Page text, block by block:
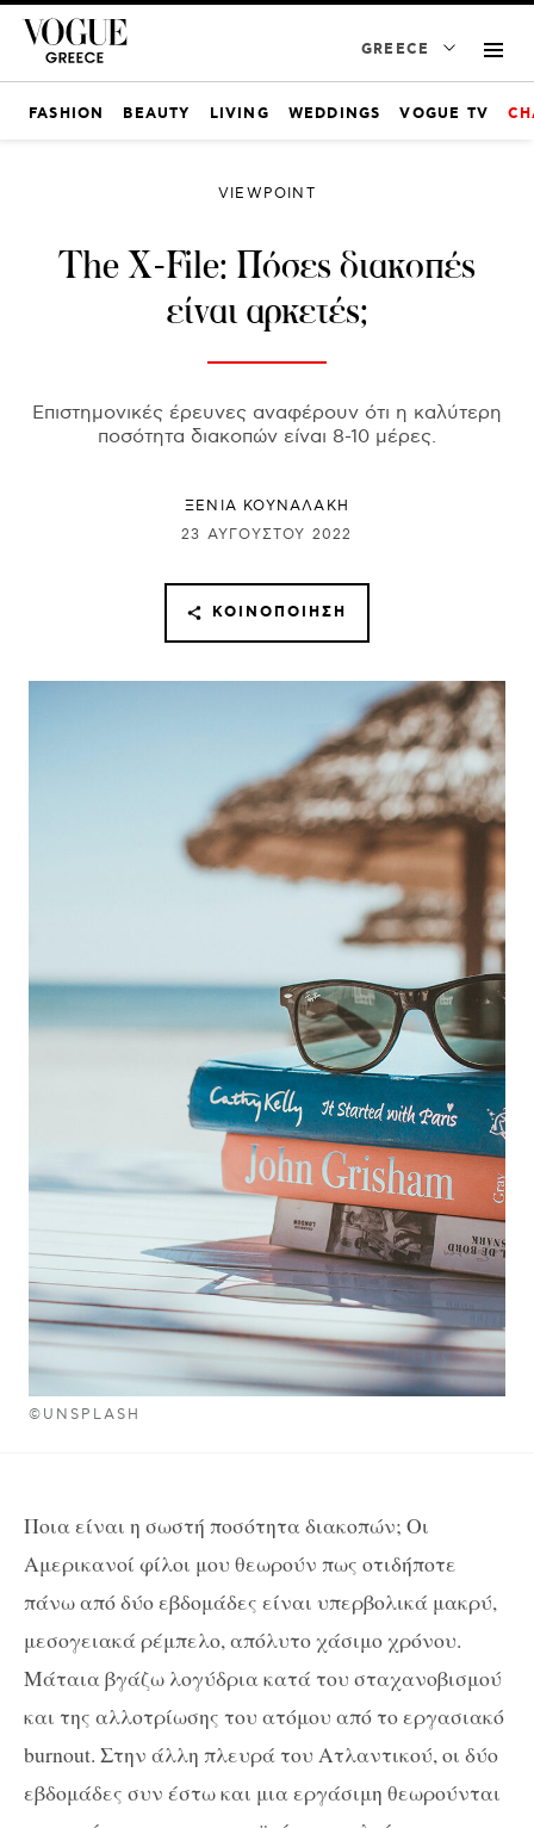
GREECE
FASHION BEAUTY LIVING WEDDINGS VOGUE TV
©UNSPLASH
VIEWPOINT
The X-File: Πόσες διακοπές
είναι αρκετές;
Επιστημονικές έρευνες αναφέρουν ότι η καλύτερη
ποσότητα διακοπών είναι 8-10 μέρες.
ΞΕΝΙΑ ΚΟΥΝΑΛΑΚΗ
23 ΑΥΓΟΎΣΤΟΥ 2022
ΚΟΙΝΟΠΟΊΗΣΗ
Ποια είναι η σωστή ποσότητα διακοπών; Οι
Αμερικανοί φίλοι μου θεωρούν πως οτιδήποτε
πάνω από δύο εβδομάδες είναι υπερβολικά μακρύ,
μεσογειακά ρέμπελο, απόλυτο χάσιμο χρόνου.
Μάταια βγάζω λογύδρια κατά του σταχανοβισμού
και της αλλοτρίωσης του ατόμου από το εργασιακό
burnout. Στην άλλη πλευρά του Ατλαντικού, οι δύο
εβδομάδες συν έστω και μια εργάσιμη θεωρούνται